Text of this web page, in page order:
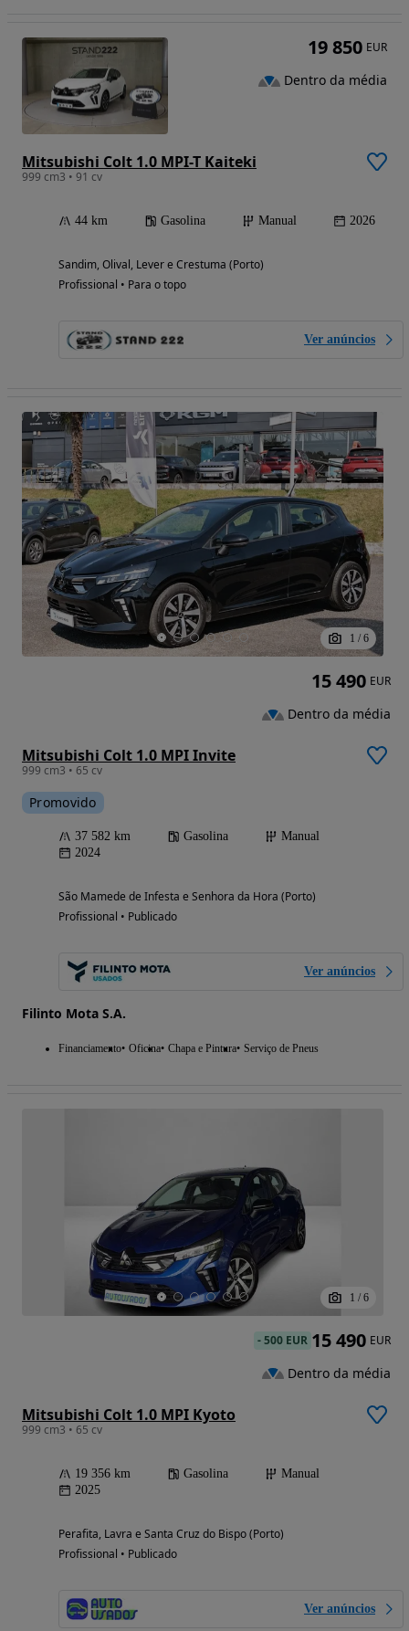
Mitsubishi Colt 1.0 MPI-T Kaiteki
999 cm3 • 91 cv
44 km Gasolina Manual 2026
Sandim, Olival, Lever e Crestuma (Porto)
Profissional • Para o topo
Ver anúncios
19 850 EUR
Dentro da média
1 / 6
Mitsubishi Colt 1.0 MPI Invite
999 cm3 • 65 cv
Promovido
37 582 km Gasolina
Manual
2024
São Mamede de Infesta e Senhora da Hora (Porto)
Profissional • Publicado
Ver anúncios
Filinto Mota S.A.
Financiamento Oficina Chapa e Pintura Serviço de Pneus
15 490 EUR
Dentro da média
1 / 6
Mitsubishi Colt 1.0 MPI Kyoto
999 cm3 • 65 cv
19 356 km Gasolina
Manual
2025
Perafita, Lavra e Santa Cruz do Bispo (Porto)
Profissional • Publicado
Ver anúncios
-500 EUR 15 490 EUR
Dentro da média